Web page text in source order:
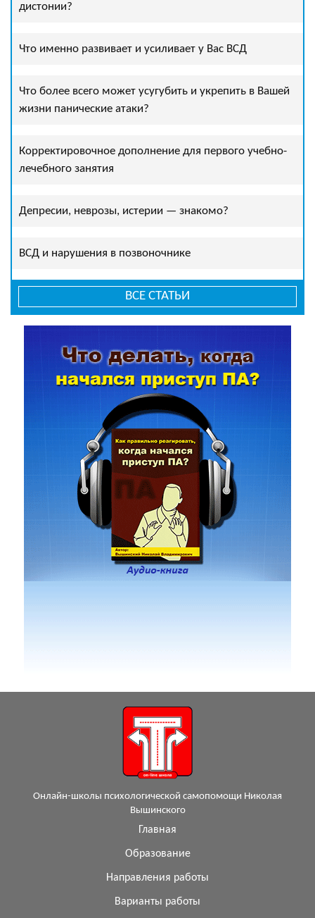
дистонии?
Что именно развивает и усиливает у Вас ВСД
Что более всего может усугубить и укрепить в Вашей
жизни панические атаки?
Корректировочное дополнение для первого учебно-
лечебного занятия
Депресии, неврозы, истерии — знакомо?
ВСД и нарушения в позвоночнике
ВСЕ СТАТЬИ
Онлайн-школы психологической самопомощи Николая
Вышинского
Главная
Образование
Направления работы
Варианты работы